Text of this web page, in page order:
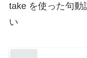
take を使った句動
い